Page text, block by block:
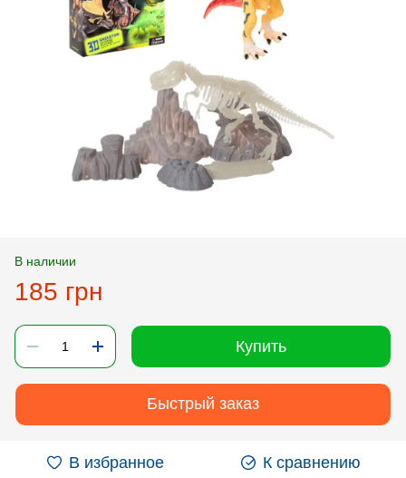
В наличии
185 грн
Купить
Быстрый заказ
В избранное К сравнению